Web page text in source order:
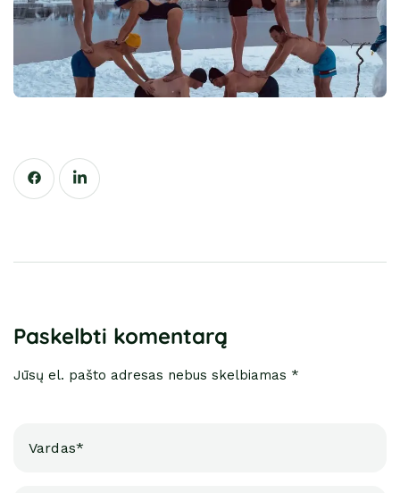
Paskelbti komentarą
Jūsų el. pašto adresas nebus skelbiamas *